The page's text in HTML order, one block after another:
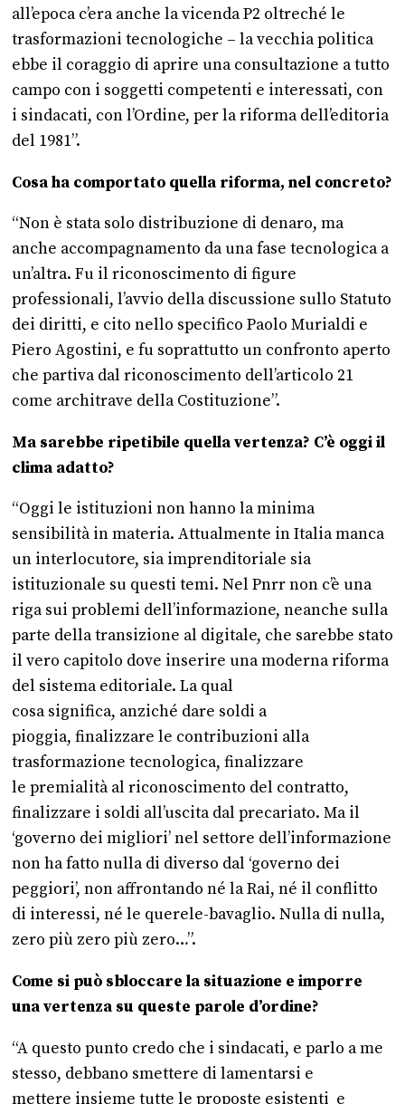
all’epoca c’era anche la vicenda P2 oltreché le
trasformazioni tecnologiche – la vecchia politica
ebbe il coraggio di aprire una consultazione a tutto
campo con i soggetti competenti e interessati, con
i sindacati, con l’Ordine, per la riforma dell’editoria
del 1981”.
Cosa ha comportato quella riforma, nel concreto?
“Non è stata solo distribuzione di denaro, ma
anche accompagnamento da una fase tecnologica a
un’altra. Fu il riconoscimento di figure
professionali, l’avvio della discussione sullo Statuto
dei diritti, e cito nello specifico Paolo Murialdi e
Piero Agostini, e fu soprattutto un confronto aperto
che partiva dal riconoscimento dell’articolo 21
come architrave della Costituzione”.
Ma sarebbe ripetibile quella vertenza? C’è oggi il
clima adatto?
“Oggi le istituzioni non hanno la minima
sensibilità in materia. Attualmente in Italia manca
un interlocutore, sia imprenditoriale sia
istituzionale su questi temi. Nel Pnrr non c’è una
riga sui problemi dell’informazione, neanche sulla
parte della transizione al digitale, che sarebbe stato
il vero capitolo dove inserire una moderna riforma
del sistema editoriale. La qual
cosa significa, anziché dare soldi a
pioggia, finalizzare le contribuzioni alla
trasformazione tecnologica, finalizzare
le premialità al riconoscimento del contratto,
finalizzare i soldi all’uscita dal precariato. Ma il
‘governo dei migliori’ nel settore dell’informazione
non ha fatto nulla di diverso dal ‘governo dei
peggiori’, non affrontando né la Rai, né il conflitto
di interessi, né le querele-bavaglio. Nulla di nulla,
zero più zero più zero…”.
Come si può sbloccare la situazione e imporre
una vertenza su queste parole d’ordine?
“A questo punto credo che i sindacati, e parlo a me
stesso, debbano smettere di lamentarsi e
mettere insieme tutte le proposte esistenti e